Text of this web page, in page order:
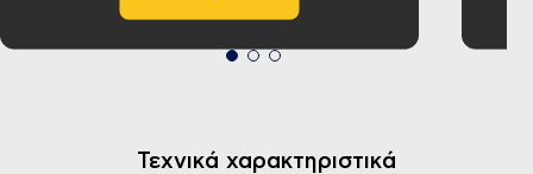
Τεχνικά χαρακτηριστικά